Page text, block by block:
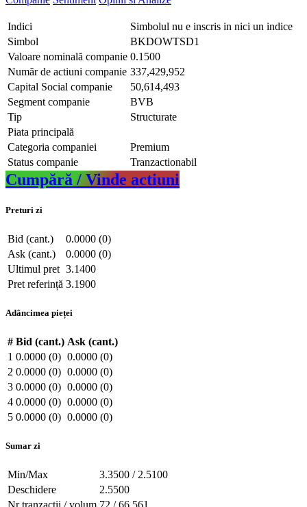
Indici
Simbolul nu e inscris in nici un indice
Simbol
BKDOWTSD1
Valoare nominală companie 0.1500
Număr de actiuni companie 337,429,952
Capital Social companie
50,614,493
Segment companie
BVB
Tip
Structurate
Piata principală
Categoria companiei
Premium
Status companie
Tranzactionabil
Cumpără / Vinde actiuni
Preturi zi
Bid (cant.)
0.0000 (0)
Ask (cant.)
0.0000 (0)
Ultimul pret 3.1400
Pret referință 3.1900
Adâncimea pieței
# Bid (cant.) Ask (cant.)
1 0.0000 (0) 0.0000 (0)
2 0.0000 (0) 0.0000 (0)
3 0.0000 (0) 0.0000 (0)
4 0.0000 (0) 0.0000 (0)
5 0.0000 (0) 0.0000 (0)
Sumar zi
Min/Max
3.3500 / 2.5100
Deschidere
2.5500